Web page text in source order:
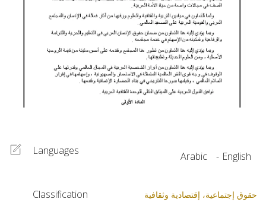
Languages Arabic English
Classification حقوق إجتماعية، إقتصادية وثقافية